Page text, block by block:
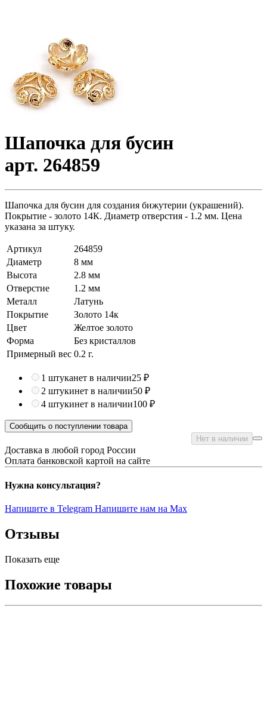
Шапочка для бусин
арт. 264859
Шапочка для бусин для создания бижутерии (украшений).
Покрытие - золото 14К. Диаметр отверстия - 1.2 мм. Цена
указана за штуку.
Артикул
264859
Диаметр
8 мм
Высота
2.8 мм
Отверстие
1.2 мм
Металл
Латунь
Покрытие
Золото 14к
Цвет
Желтое золото
Форма
Без кристаллов
Примерный вес 0.2 г.
1 штуканет в наличии25 ₽
2 штукинет в наличии50 ₽
4 штукинет в наличии100 ₽
Сообщить о поступлении товара
Нет в наличии
Доставка в любой город России
Оплата банковской картой на сайте
Нужна консультация?
Напишите в Telegram Напишите нам на Max
Отзывы
Показать еще
Похожие товары